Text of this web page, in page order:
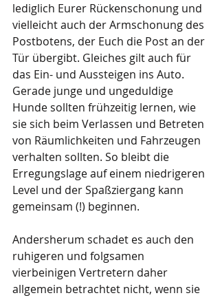
lediglich Eurer Rückenschonung und
vielleicht auch der Armschonung des
Postbotens, der Euch die Post an der
Tür übergibt. Gleiches gilt auch für
das Ein- und Aussteigen ins Auto.
Gerade junge und ungeduldige
Hunde sollten frühzeitig lernen, wie
sie sich beim Verlassen und Betreten
von Räumlichkeiten und Fahrzeugen
verhalten sollten. So bleibt die
Erregungslage auf einem niedrigeren
Level und der Spaßziergang kann
gemeinsam (!) beginnen.
Andersherum schadet es auch den
ruhigeren und folgsamen
vierbeinigen Vertretern daher
allgemein betrachtet nicht, wenn sie